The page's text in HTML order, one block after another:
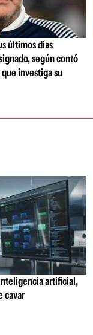
últimos días
según contó
investiga su
artificial,
cavar